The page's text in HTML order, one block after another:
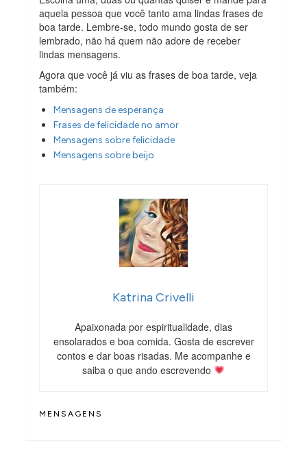
aquela pessoa que você tanto ama lindas frases de
boa tarde. Lembre-se, todo mundo gosta de ser
lembrado, não há quem não adore de receber
lindas mensagens.
Agora que você já viu as frases de boa tarde, veja
também:
Mensagens de esperança
Frases de felicidade no amor
Mensagens sobre felicidade
Mensagens sobre beijo
Katrina Crivelli
Apaixonada por espiritualidade, dias
ensolarados e boa comida. Gosta de escrever
contos e dar boas risadas. Me acompanhe e
saiba o que ando escrevendo
MENSAGENS